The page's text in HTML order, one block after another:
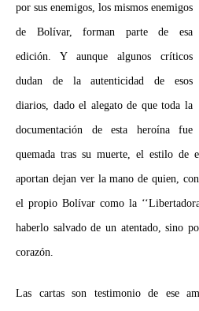
por sus enemigos, los mismos enemigos
de Bolívar, forman parte de esa
edición. Y aunque algunos críticos
dudan de la autenticidad de esos
diarios, dado el alegato de que toda la
documentación de esta heroína fue
quemada tras su muerte, el estilo de
aportan dejan ver la mano de quien,
el propio Bolívar como la
haberlo salvado de un atentado, sino
corazón.
Las cartas son testimonio de ese